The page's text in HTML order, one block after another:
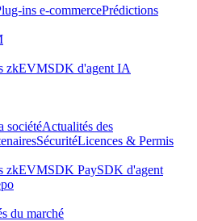
ins e-commercePrédictions
zkEVMSDK d'agent IA
sociétéActualités des
SécuritéLicences & Permis
zkEVMSDK PaySDK d'agent
du marché